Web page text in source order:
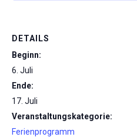
DETAILS
Beginn:
6. Juli
Ende:
17. Juli
Veranstaltungskategorie:
Ferienprogramm